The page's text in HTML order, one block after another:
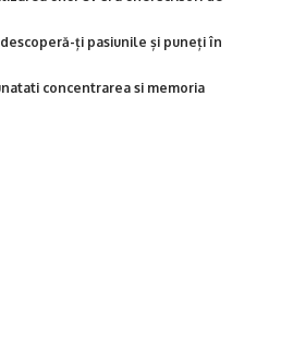
ți pasiunile și puneți în
concentrarea si memoria